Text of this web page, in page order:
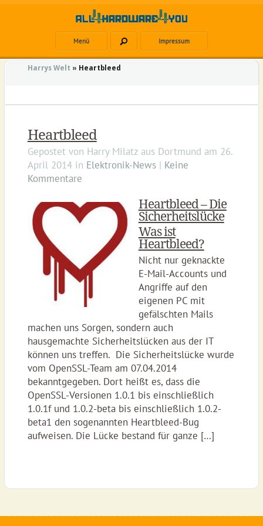
Menü Impressum
Harrys Welt » Heartbleed
Heartbleed
Gepostet von Harry Milatzaus Dortmund am 26.
April 2014in Elektronik-News| Keine
Kommentare
Heartbleed – Die
Sicherheitslücke
Was ist
Heartbleed?
Nicht nur geknackte
E-Mail-Accounts und
Angriffe auf den
eigenen PC mit
gefälschten Mails
machen uns Sorgen, sondern auch
hausgemachte Sicherheitslücken aus der IT
können uns treffen. Die Sicherheitslücke wurde
vom OpenSSL-Team am 07.04.2014
bekanntgegeben. Dort heißt es, dass die
OpenSSL-Versionen 1.0.1 bis einschließlich
1.0.1f und 1.0.2-beta bis einschließlich 1.0.2-
beta1 den sogenannten Heartbleed-Bug
aufweisen. Die Lücke bestand für ganze […]